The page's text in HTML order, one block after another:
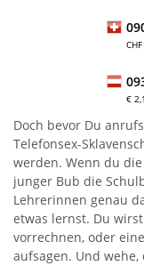
€
Doch bevor Du
Telefonsex-
werden. Wenn du
junger Bub die
Lehrerinnen genau
etwas lernst. Du
vorrechnen, oder
aufsagen. Und